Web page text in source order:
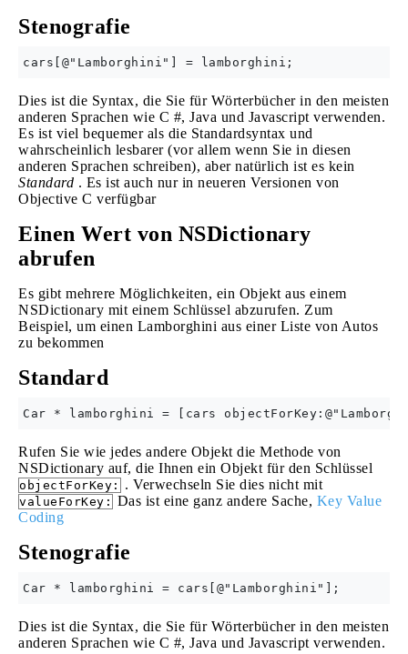
Stenografie
Dies ist die Syntax, die Sie für Wörterbücher in den meisten
anderen Sprachen wie C #, Java und Javascript verwenden.
Es ist viel bequemer als die Standardsyntax und
wahrscheinlich lesbarer (vor allem wenn Sie in diesen
anderen Sprachen schreiben), aber natürlich ist es kein
Standard . Es ist auch nur in neueren Versionen von
Objective C verfügbar
Einen Wert von NSDictionary
abrufen
Es gibt mehrere Möglichkeiten, ein Objekt aus einem
NSDictionary mit einem Schlüssel abzurufen. Zum
Beispiel, um einen Lamborghini aus einer Liste von Autos
zu bekommen
Standard
Rufen Sie wie jedes andere Objekt die Methode von
NSDictionary auf, die Ihnen ein Objekt für den Schlüssel
objectForKey: . Verwechseln Sie dies nicht mit
valueForKey: Das ist eine ganz andere Sache, Key Value
Coding
Stenografie
Dies ist die Syntax, die Sie für Wörterbücher in den meisten
anderen Sprachen wie C #, Java und Javascript verwenden.